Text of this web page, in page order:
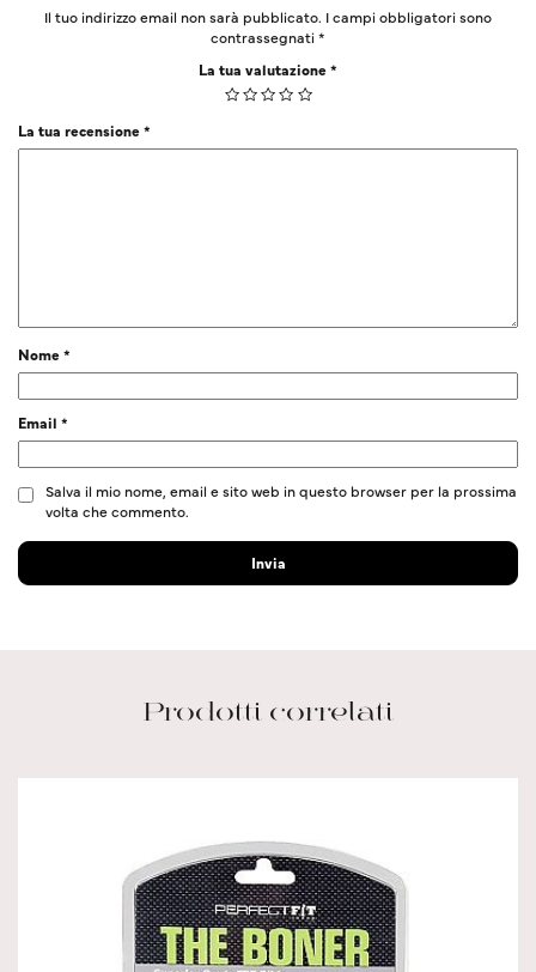
Il tuo indirizzo email non sarà pubblicato. I campi obbligatori sono
contrassegnati*
La tua valutazione*
La tua recensione*
Nome*
Email *
Salva il mio nome, email e sito web in questo browser per la prossima
volta che commento.
Prodotti correlati